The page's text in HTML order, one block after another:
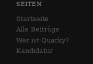
SEITEN
Startseite
Alle Beiträge
Wer ist Quarky?
Kandidatur